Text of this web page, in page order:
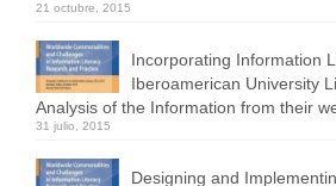
21 octubre, 2015
Incorporating Information
Iberoamerican University
Analysis of the Information from their
31 julio, 2015
Designing and